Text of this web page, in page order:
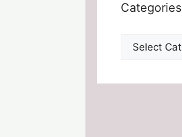
Categories
Categories